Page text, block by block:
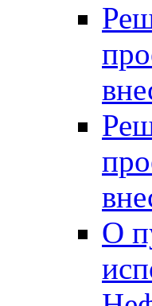
О